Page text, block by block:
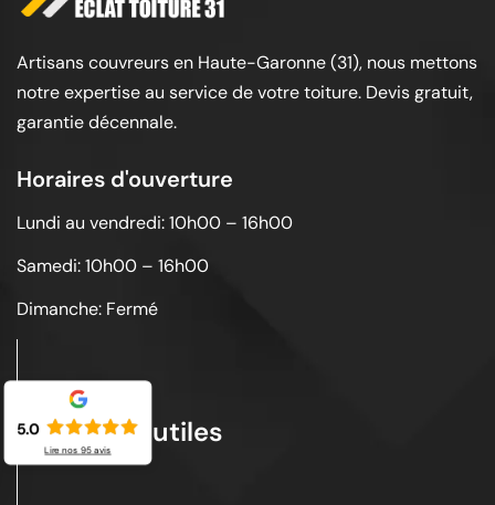
Artisans couvreurs en Haute-Garonne (31), nous mettons
notre expertise au service de votre toiture. Devis gratuit,
garantie décennale.
Horaires d'ouverture
Lundi au vendredi: 10h00 – 16h00
Samedi: 10h00 – 16h00
Dimanche: Fermé
Liens utiles
5.0
Lire nos 95avis